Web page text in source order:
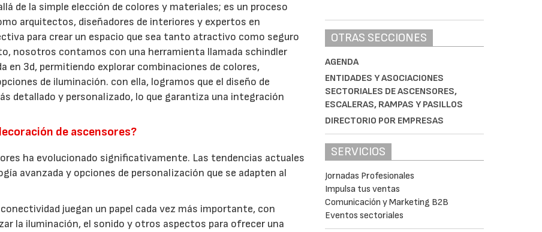
de la simple elección de colores y materiales; es un proceso
arquitectos, diseñadores de interiores y expertos en
para crear un espacio que sea tanto atractivo como seguro
nosotros contamos con una herramienta llamada schindler
en 3d, permitiendo explorar combinaciones de colores,
de iluminación. con ella, logramos que el diseño de
detallado y personalizado, lo que garantiza una integración
de ascensores?
ha evolucionado significativamente. Las tendencias actuales
avanzada y opciones de personalización que se adapten al
juegan un papel cada vez más importante, con
la iluminación, el sonido y otros aspectos para ofrecer una
OTRAS SECCIONES
AGENDA
ENTIDADES Y ASOCIACIONES
SECTORIALES DE ASCENSORES,
ESCALERAS, RAMPAS Y PASILLOS
DIRECTORIO POR EMPRESAS
SERVICIOS
Jornadas Profesionales
Impulsa tus ventas
Comunicación y Marketing B2B
Eventos sectoriales